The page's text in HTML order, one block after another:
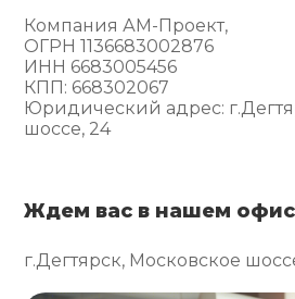
Компания АМ-Проект,
ОГРН 1136683002876
ИНН 6683005456
КПП: 668302067
Юридический адрес:
шоссе, 24
Ждем вас в нашем
г.Дегтярск, Московское